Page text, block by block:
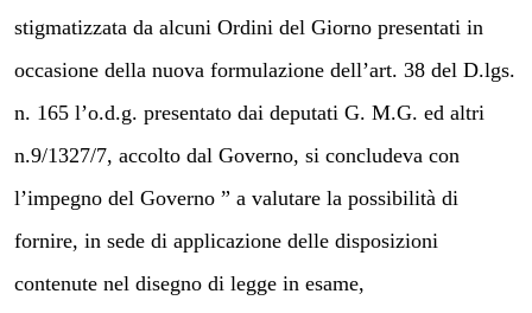
stigmatizzata da alcuni Ordini del Giorno presentati in
occasione della nuova formulazione dell’art. 38 del D.lgs.
n. 165 l’o.d.g. presentato dai deputati G. M.G. ed altri
n.9/1327/7, accolto dal Governo, si concludeva con
l’impegno del Governo ” a valutare la possibilità di
fornire, in sede di applicazione delle disposizioni
contenute nel disegno di legge in esame,